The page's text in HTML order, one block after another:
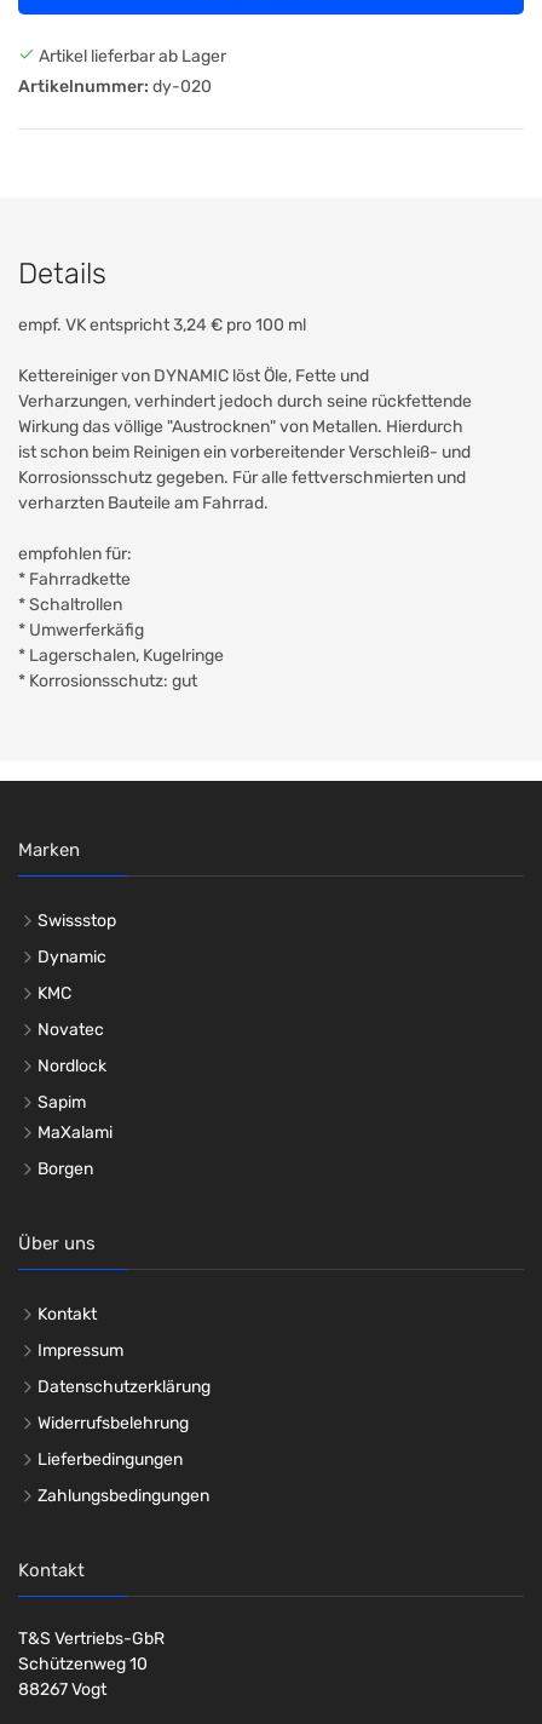
Artikel lieferbar ab Lager
Artikelnummer: dy-020
Details
empf. VK entspricht 3,24 € pro 100 ml
Kettereiniger von DYNAMIC löst Öle, Fette und
Verharzungen, verhindert jedoch durch seine rückfettende
Wirkung das völlige "Austrocknen" von Metallen. Hierdurch
ist schon beim Reinigen ein vorbereitender Verschleiß- und
Korrosionsschutz gegeben. Für alle fettverschmierten und
verharzten Bauteile am Fahrrad.
empfohlen für:
* Fahrradkette
* Schaltrollen
* Umwerferkäfig
* Lagerschalen, Kugelringe
* Korrosionsschutz: gut
Marken
Swissstop
Dynamic
KMC
Novatec
Nordlock
Sapim
MaXalami
Borgen
Über uns
Kontakt
Impressum
Datenschutzerklärung
Widerrufsbelehrung
Lieferbedingungen
Zahlungsbedingungen
Kontakt
T&S Vertriebs-GbR
Schützenweg 10
88267 Vogt